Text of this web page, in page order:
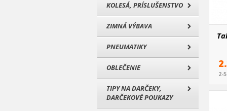
KOLESÁ, PRÍSLUŠENSTVO
ZIMNÁ VÝBAVA
PNEUMATIKY
OBLEČENIE
TIPY NA DARČEKY,
DARČEKOVÉ POUKAZY
2-